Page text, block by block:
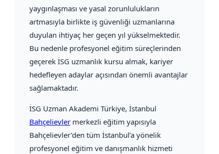
yaygınlaşması ve yasal zorunlulukların
artmasıyla birlikte iş güvenliği uzmanlarına
duyulan ihtiyaç her geçen yıl yükselmektedir.
Bu nedenle profesyonel eğitim süreçlerinden
geçerek İSG uzmanlık kursu almak, kariyer
hedefleyen adaylar açısından önemli avantajlar
sağlamaktadır.
İSG Uzman Akademi Türkiye, İstanbul
Bahçelievler merkezli eğitim yapısıyla
Bahçelievler’den tüm İstanbul’a yönelik
profesyonel eğitim ve danışmanlık hizmeti